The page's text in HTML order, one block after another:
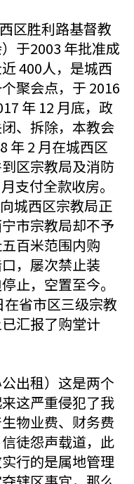
区胜利路基督教
于2003 年批准成
400人，是城西
聚会点，于 2016
年 12 月底，政
、拆除，本教会
年 2 月在城西区
区宗教局及消防
支付全款收房。
城西区宗教局正
市宗教局却不予
百米范围内购
，屡次禁止装
止，空置至今。
在省市区三级宗教
汇报了购堂计
出租）这是两个
这严重侵犯了我
物业费、财务费
徒怨声载道，此
行的是属地管理